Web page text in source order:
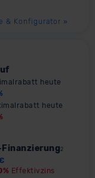
& Konfigurator »
heute
heute
2
Effektivzins